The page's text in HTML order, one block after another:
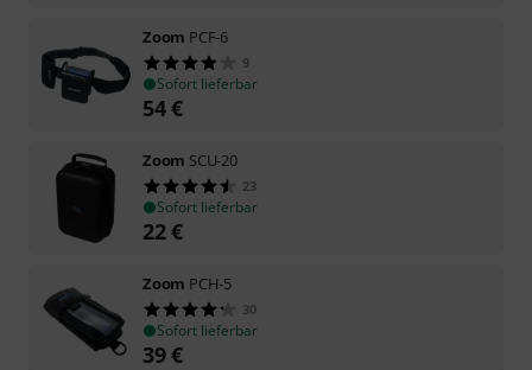
Zoom PCF-6
9
Sofort lieferbar
54€
Zoom SCU-20
23
Sofort lieferbar
22€
Zoom PCH-5
30
Sofort lieferbar
39€